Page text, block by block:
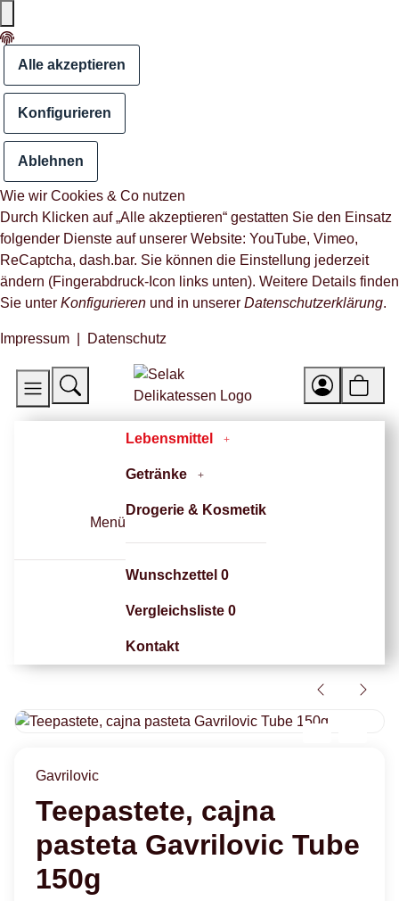
Alle akzeptieren
Konfigurieren
Ablehnen
Wie wir Cookies & Co nutzen
Durch Klicken auf „Alle akzeptieren“ gestatten Sie den Einsatz
folgender Dienste auf unserer Website: YouTube, Vimeo,
ReCaptcha, dash.bar. Sie können die Einstellung jederzeit
ändern (Fingerabdruck-Icon links unten). Weitere Details finden
Sie unter Konfigurieren und in unserer Datenschutzerklärung.
Impressum Datenschutz
Menü
Lebensmittel
Getränke
Drogerie & Kosmetik
Wunschzettel 0
Vergleichsliste 0
Kontakt
Gavrilovic
Teepastete, cajna
pasteta Gavrilovic Tube
150g